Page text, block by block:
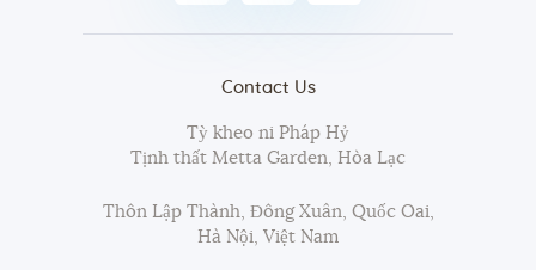
Contact Us
Tỳ kheo ni Pháp Hỷ
Tịnh thất Metta Garden, Hòa Lạc
Thôn Lập Thành, Đông Xuân, Quốc Oai,
Hà Nội, Việt Nam